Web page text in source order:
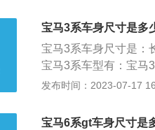
的意义在于在超车的
中发生意外事故或者
车辆的总宽不能超过
桥，后悬架类型是多连
宝马3系车身尺寸是多
宝马3系车身尺寸是：
宝马3系车型有：宝马
20li等。以2021款宝
率是115kw，与其匹配
发布时间：2023-07-17
宝马6系gt车身尺寸是